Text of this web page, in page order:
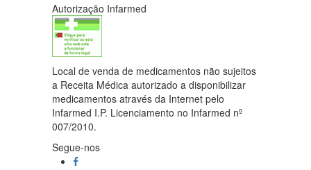
Autorização Infarmed
Local de venda de medicamentos não sujeitos
a Receita Médica autorizado a disponibilizar
medicamentos através da Internet pelo
Infarmed I.P. Licenciamento no Infarmed nº
007/2010.
Segue-nos